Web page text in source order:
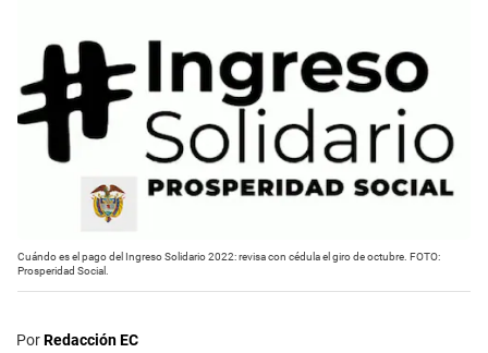
Cuándo es el pago del Ingreso Solidario 2022: revisa con cédula el giro de octubre. FOTO:
Prosperidad Social.
PorRedacción EC